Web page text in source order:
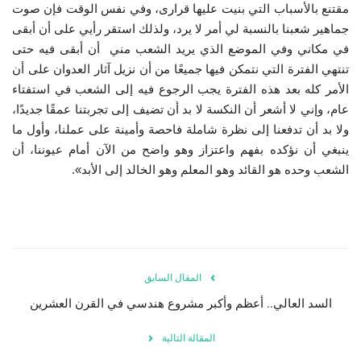
مقتنع بالأسباب التي بنيت عليها قرارى، وفي نفس الوقت فإن صوت
جماهير شعبنا بالنسبة لي أمر لا يرد، ولذلك استقر رأيي على أن أبقى
في مكاني وفي الموضع الذي يريد الشعب مني أن أبقى فيه حتى
تنتهي الفترة التي نتمكن فيها جميعًا من أن نزيل آثار العدوان على أن
الأمر كله بعد هذه الفترة يجب الرجوع فيه إلى الشعب في استفتاء
عام، وإني لا أشعر أن النكسة لا بد أن تضيف إلى تجربتنا عمقًا جديدًا،
ولا بد أن تدفعنا إلى نظرة شاملة فاحصة وأمينة على عملنا، وأول ما
ينبغي أن نؤكده بفهم واعتزاز وهو واضح من الآن أمام عيوننا، أن
الشعب وحده هو القائد وهو المعلم وهو الخالد إلى الأبد».
المقال السابق
السد العالي.. أعظم وأكبر مشروع هندسي في القرن العشرين
المقالة التالية